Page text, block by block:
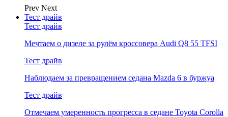
Prev Next
Тест драйв
Тест драйв
Мечтаем о дизеле за рулём кроссовера Audi Q8 55 TFSI
Тест драйв
Наблюдаем за превращением седана Mazda 6 в буржуа
Тест драйв
Отмечаем умеренность прогресса в седане Toyota Corolla